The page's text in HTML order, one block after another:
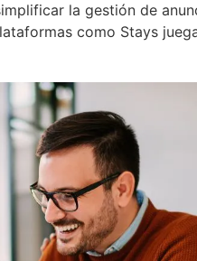
la gestión de
como Stays